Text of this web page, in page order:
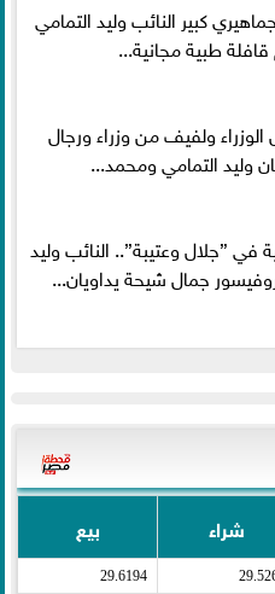
كبير النائب وليد التمامي
طبية مجانية...
ولفيف من وزراء ورجال
وليد التمامي ومحمد...
في ”جلال وعتيبة”.. النائب وليد
جمال شيحة يداويان...
شراء بيع
29.6194